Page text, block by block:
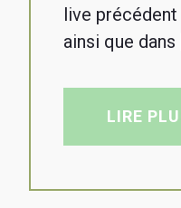
live
ainsi que dans
LIRE